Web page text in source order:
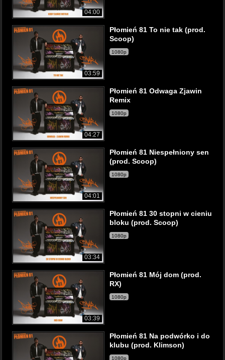
04:00
03:59
Płomień 81 To nie tak (prod.
Scoop)
1080p
04:27
Płomień 81 Odwaga Zjawin
Remix
1080p
04:01
Płomień 81 Niespełniony sen
(prod. Scoop)
1080p
03:34
Płomień 81 30 stopni w cieniu
bloku (prod. Scoop)
1080p
03:39
Płomień 81 Mój dom (prod.
RX)
1080p
Płomień 81 Na podwórko i do
klubu (prod. Klimson)
1080p